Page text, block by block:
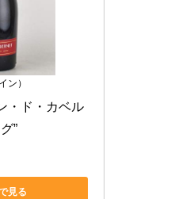
ン）
・ド・カベル
”
見る